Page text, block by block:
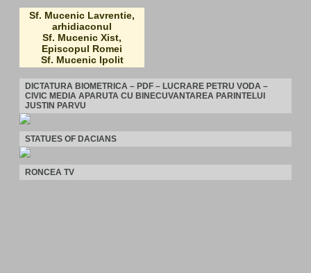
Sf. Mucenic Lavrentie,
arhidiaconul
Sf. Mucenic Xist,
Episcopul Romei
Sf. Mucenic Ipolit
DICTATURA BIOMETRICA – PDF – LUCRARE PETRU VODA –
CIVIC MEDIA APARUTA CU BINECUVANTAREA PARINTELUI
JUSTIN PARVU
STATUES OF DACIANS
RONCEA TV